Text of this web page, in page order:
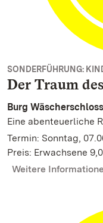
SONDERFÜHRUNG:
Der Traum
Burg
Eine abenteuerliche
Termin: Sonntag,
Preis: Erwachsene
Weitere